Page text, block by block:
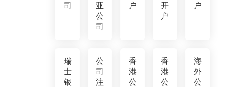
司
亚
公
司
户
开
户
户
瑞
士
银
公
司
注
香
港
公
香
港
公
海
外
公